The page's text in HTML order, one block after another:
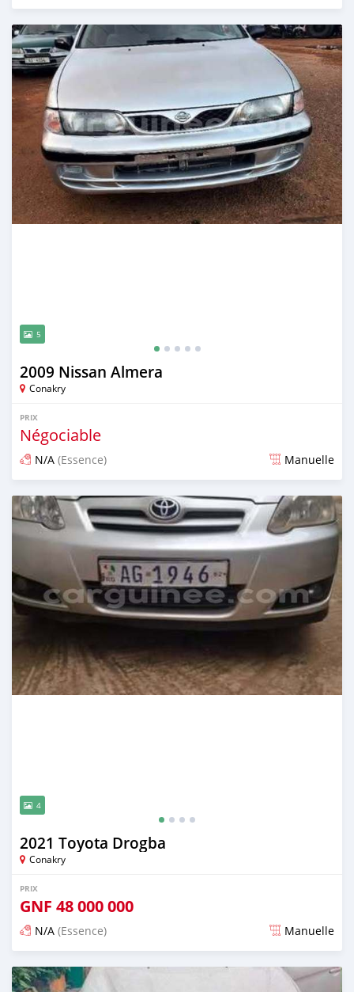
Publié il y a 24 jours
5
2009 Nissan Almera
Conakry
PRIX
Négociable
N/A (Essence) Manuelle
Publié il y a 24 jours
4
2021 Toyota Drogba
Conakry
PRIX
GNF 48 000 000
N/A (Essence) Manuelle
Publié il y a 24 jours